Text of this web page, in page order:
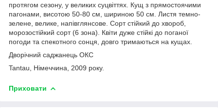
протягом сезону, у великих суцвіттях. Кущ з прямостоячими
пагонами, висотою 50-80 см, шириною 50 см. Листя темно-
зелене, велике, напівглянсове. Сорт стійкий до хвороб,
морозостійкий сорт (6 зона). Квіти дуже стійкі до поганої
погоди та спекотного сонця, довго тримаються на кущах.
Дворічний саджанець ОКС
Tantau, Німеччина, 2009 року.
Приховати